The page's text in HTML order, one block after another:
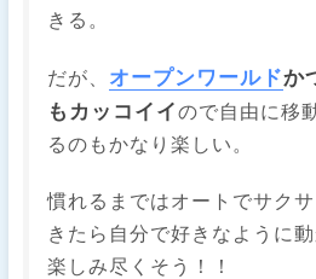
きる。
だが、 オープンワールドか
もカッコイイので自由に移
るのもかなり楽しい。
慣れるまではオートでサク
きたら自分で好きなように
楽しみ尽くそう！！